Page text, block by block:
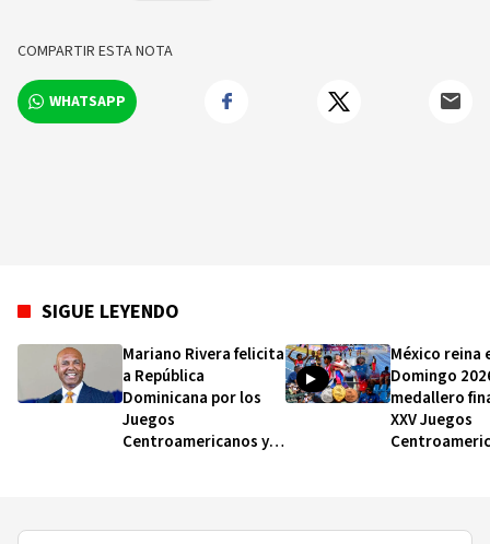
COMPARTIR ESTA NOTA
WHATSAPP
SIGUE LEYENDO
Mariano Rivera felicita
a República
Dominicana por los
Juegos
Centroamericanos y
comunitario
México reina
Domingo
medallero
XXV Juegos